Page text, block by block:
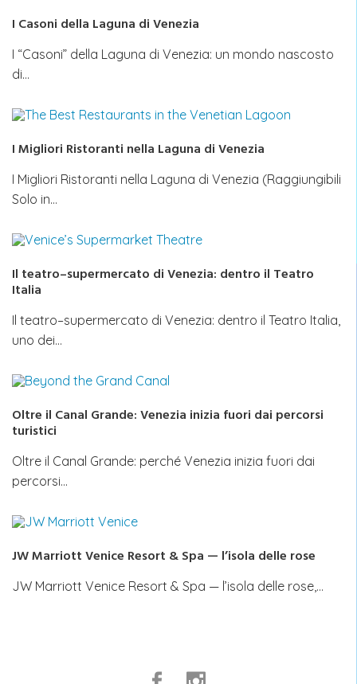
I Casoni della Laguna di Venezia
I “Casoni” della Laguna di Venezia: un mondo nascosto
di…
I Migliori Ristoranti nella Laguna di Venezia
I Migliori Ristoranti nella Laguna di Venezia (Raggiungibili
Solo in…
Il teatro–supermercato di Venezia: dentro il Teatro
Italia
Il teatro–supermercato di Venezia: dentro il Teatro Italia,
uno dei…
Oltre il Canal Grande: Venezia inizia fuori dai percorsi
turistici
Oltre il Canal Grande: perché Venezia inizia fuori dai
percorsi…
JW Marriott Venice Resort & Spa — l’isola delle rose
JW Marriott Venice Resort & Spa — l’isola delle rose,…